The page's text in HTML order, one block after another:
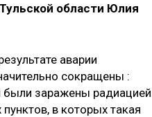
области Юлия
аварии
сокращены :
были заражены
в которых такая